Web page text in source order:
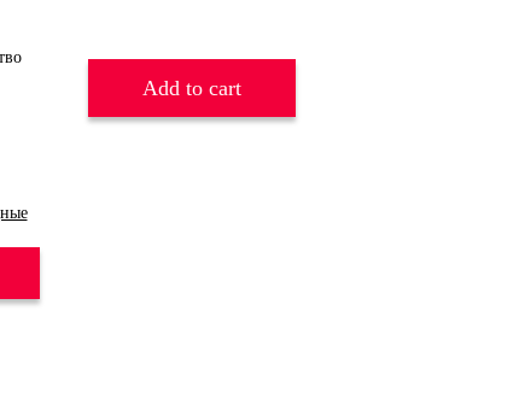
Add to cart